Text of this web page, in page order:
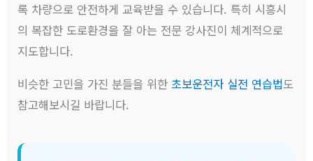
록 차량으로 안전하게 교육받을 수 있습니다. 특히 시흥시
의 복잡한 도로환경을 잘 아는 전문 강사진이 체계적으로
지도합니다.
비슷한 고민을 가진 분들을 위한초보운전자 실전 연습법도
참고해보시길 바랍니다.